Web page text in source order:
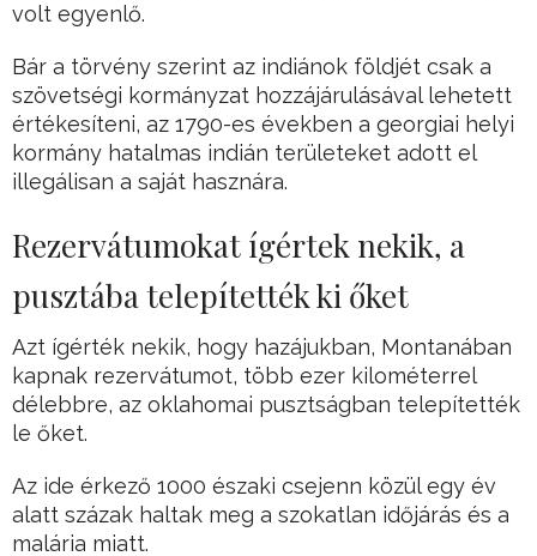
volt egyenlő.
Bár a törvény szerint az indiánok földjét csak a
szövetségi kormányzat hozzájárulásával lehetett
értékesíteni, az 1790-es években a georgiai helyi
kormány hatalmas indián területeket adott el
illegálisan a saját hasznára.
Rezervátumokat ígértek nekik, a
pusztába telepítették ki őket
Azt ígérték nekik, hogy hazájukban, Montanában
kapnak rezervátumot, több ezer kilométerrel
délebbre, az oklahomai pusztságban telepítették
le őket.
Az ide érkező 1000 északi csejenn közül egy év
alatt százak haltak meg a szokatlan időjárás és a
malária miatt.